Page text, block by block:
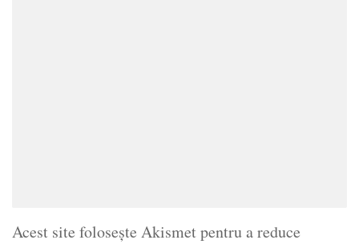
Acest site folosește Akismet pentru a reduce